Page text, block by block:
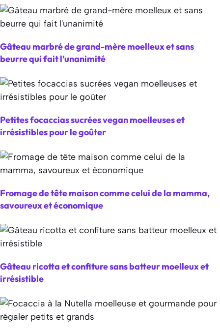
Gâteau marbré de grand-mère moelleux et sans
beurre qui fait l’unanimité
Petites focaccias sucrées vegan moelleuses et
irrésistibles pour le goûter
Fromage de tête maison comme celui de la mamma,
savoureux et économique
Gâteau ricotta et confiture sans batteur moelleux et
irrésistible